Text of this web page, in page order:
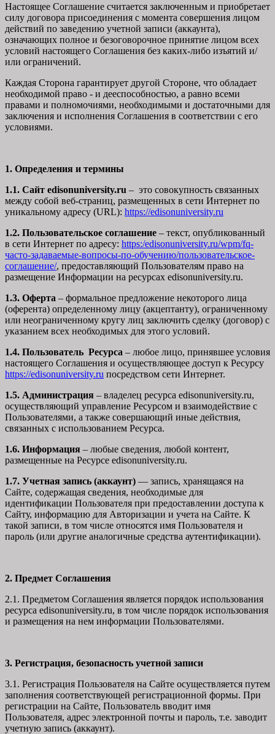
Настоящее Соглашение считается заключенным и приобретает
силу договора присоединения с момента совершения лицом
действий по заведению учетной записи (аккаунта),
означающих полное и безоговорочное принятие лицом всех
условий настоящего Соглашения без каких-либо изъятий и/
или ограничений.
Каждая Сторона гарантирует другой Стороне, что обладает
необходимой право - и дееспособностью, а равно всеми
правами и полномочиями, необходимыми и достаточными для
заключения и исполнения Соглашения в соответствии с его
условиями.
1. Определения и термины
1.1. Сайт edisonuniversity.ru – это совокупность связанных
между собой веб-страниц, размещенных в сети Интернет по
уникальному адресу (URL): https://edisonuniversity.ru
1.2. Пользовательское соглашение – текст, опубликованный
в сети Интернет по адресу: https:/edisonuniversity.ru/wpm/fq-
часто-задаваемые-вопросы-по-обучению/пользовательское-
соглашение/, предоставляющий Пользователям право на
размещение Информации на ресурсах edisonuniversity.ru.
1.3. Оферта – формальное предложение некоторого лица
(оферента) определенному лицу (акцептанту), ограниченному
или неограниченному кругу лиц заключить сделку (договор) с
указанием всех необходимых для этого условий.
1.4. Пользователь Ресурса – любое лицо, принявшее условия
настоящего Соглашения и осуществляющее доступ к Ресурсу
https://edisonuniversity.ru посредством сети Интернет.
1.5. Администрация – владелец ресурса edisonuniversity.ru,
осуществляющий управление Ресурсом и взаимодействие с
Пользователями, а также совершающий иные действия,
связанных с использованием Ресурса.
1.6. Информация – любые сведения, любой контент,
размещенные на Ресурсе edisonuniversity.ru.
1.7. Учетная запись (аккаунт) — запись, хранящаяся на
Сайте, содержащая сведения, необходимые для
идентификации Пользователя при предоставлении доступа к
Сайту, информацию для Авторизации и учета на Сайте. К
такой записи, в том числе относятся имя Пользователя и
пароль (или другие аналогичные средства аутентификации).
2. Предмет Соглашения
2.1. Предметом Соглашения является порядок использования
ресурса edisonuniversity.ru, в том числе порядок использования
и размещения на нем информации Пользователями.
3. Регистрация, безопасность учетной записи
3.1. Регистрация Пользователя на Сайте осуществляется путем
заполнения соответствующей регистрационной формы. При
регистрации на Сайте, Пользователь вводит имя
Пользователя, адрес электронной почты и пароль, т.е. заводит
учетную запись (аккаунт).